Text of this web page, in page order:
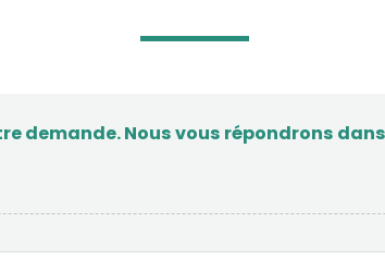
demande. Nous vous répondrons